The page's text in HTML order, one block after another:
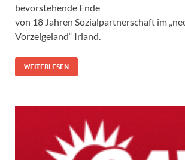
bevorstehende Ende
von 18 Jahren Sozialpartnerschaft im
Vorzeigeland“ Irland.
WEITERLESEN